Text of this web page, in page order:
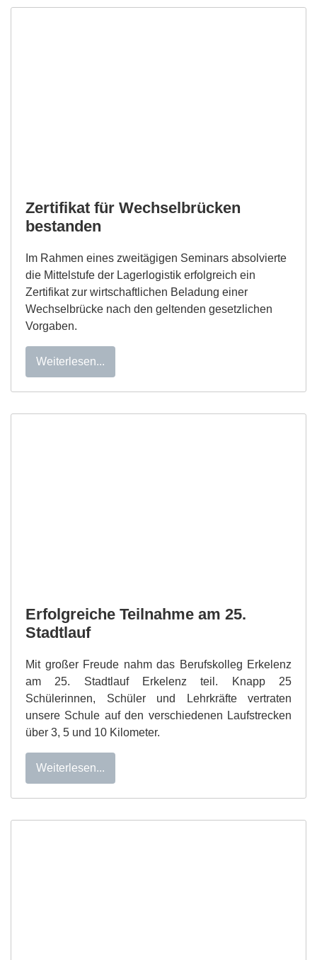
Zertifikat für Wechselbrücken
bestanden
Im Rahmen eines zweitägigen Seminars absolvierte
die Mittelstufe der Lagerlogistik erfolgreich ein
Zertifikat zur wirtschaftlichen Beladung einer
Wechselbrücke nach den geltenden gesetzlichen
Vorgaben.
Weiterlesen...
Erfolgreiche Teilnahme am 25.
Stadtlauf
Mit großer Freude nahm das Berufskolleg Erkelenz
am 25. Stadtlauf Erkelenz teil. Knapp 25
Schülerinnen, Schüler und Lehrkräfte vertraten
unsere Schule auf den verschiedenen Laufstrecken
über 3, 5 und 10 Kilometer.
Weiterlesen...